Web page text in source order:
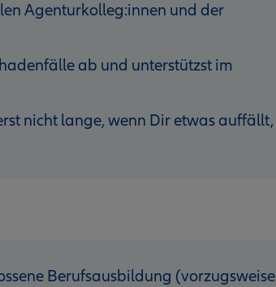
Agenturkolleg:innen und der
ab und unterstützst im
nicht lange, wenn Dir etwas auffällt,
Berufsausbildung (vorzugsweise